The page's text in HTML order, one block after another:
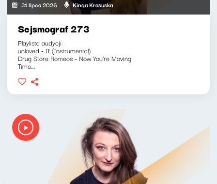
31 lipca 2026 Kinga Krasuska
Sejsmograf 273
Playlista audycji:
unloved - If (Instrumental)
Drug Store Romeos - Now You're Moving
Timo...